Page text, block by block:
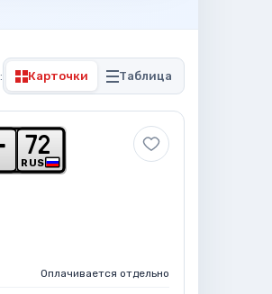
Карточки Таблица
RUS
72
Оплачивается отдельно